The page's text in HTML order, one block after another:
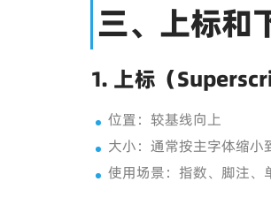
三、上标和
1. 上标（
位置：较基线向上
大小：通常按主字体缩小
使用场景：指数、脚注、